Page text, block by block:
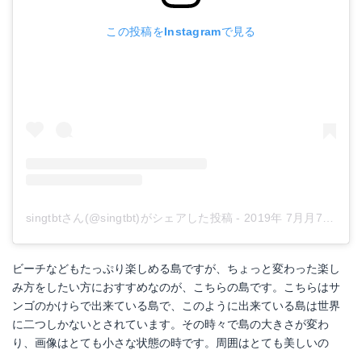
この投稿をInstagramで見る
singtbtさん(@singtbt)がシェアした投稿 - 2019年 7月月7日午前1時54分PDT
ビーチなどもたっぷり楽しめる島ですが、ちょっと変わった楽し
み方をしたい方におすすめなのが、こちらの島です。こちらはサ
ンゴのかけらで出来ている島で、このように出来ている島は世界
に二つしかないとされています。その時々で島の大きさが変わ
り、画像はとても小さな状態の時です。周囲はとても美しいの